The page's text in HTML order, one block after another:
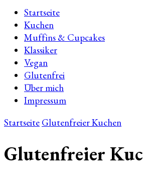
Startseite
Kuchen
Muffins & Cupcakes
Klassiker
Vegan
Glutenfrei
Über mich
Impressum
Startseite Glutenfreier Kuchen
Glutenfreier